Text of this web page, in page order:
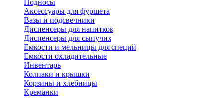
Подносы
Аксессуары для фуршета
Вазы и подсвечники
Диспенсеры для напитков
Диспенсеры для сыпучих
Емкости и мельницы для специй
Емкости охладительные
Инвентарь
Колпаки и крышки
Корзины и хлебницы
Креманки